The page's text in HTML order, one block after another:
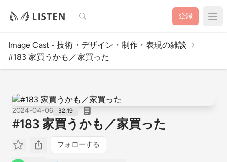
検索 登録
Image Cast - 技術・デザイン・制作・表現の雑談
#183 家買うかも／家買った
2024-04-06 32:19
#183 家買うかも／家買った
フォローする